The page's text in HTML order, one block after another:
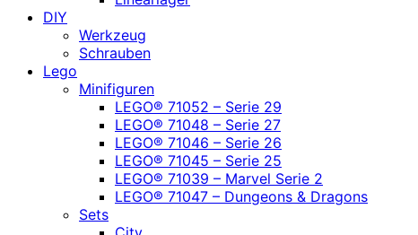
DIY
Werkzeug
Schrauben
Lego
Minifiguren
LEGO® 71052 – Serie 29
LEGO® 71048 – Serie 27
LEGO® 71046 – Serie 26
LEGO® 71045 – Serie 25
LEGO® 71039 – Marvel Serie 2
LEGO® 71047 – Dungeons & Dragons
Sets